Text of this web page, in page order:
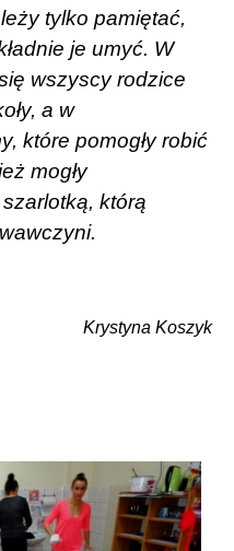
tylko pamiętać,
je umyć. W
wszyscy rodzice
a w
które pomogły robić
mogły
którą
Krystyna Koszyk